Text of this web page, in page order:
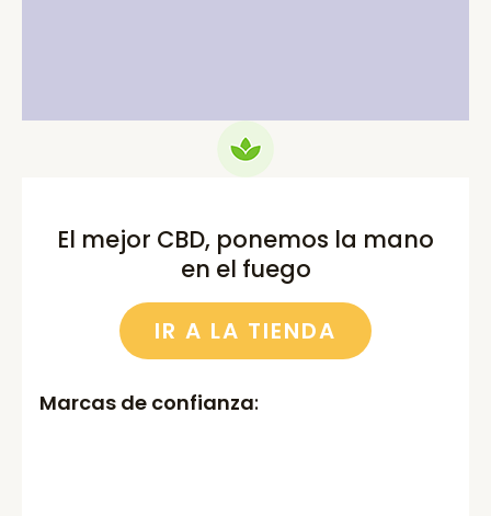
El mejor CBD, ponemos la mano
en el fuego
IR A LA TIENDA
Marcas de confianza: